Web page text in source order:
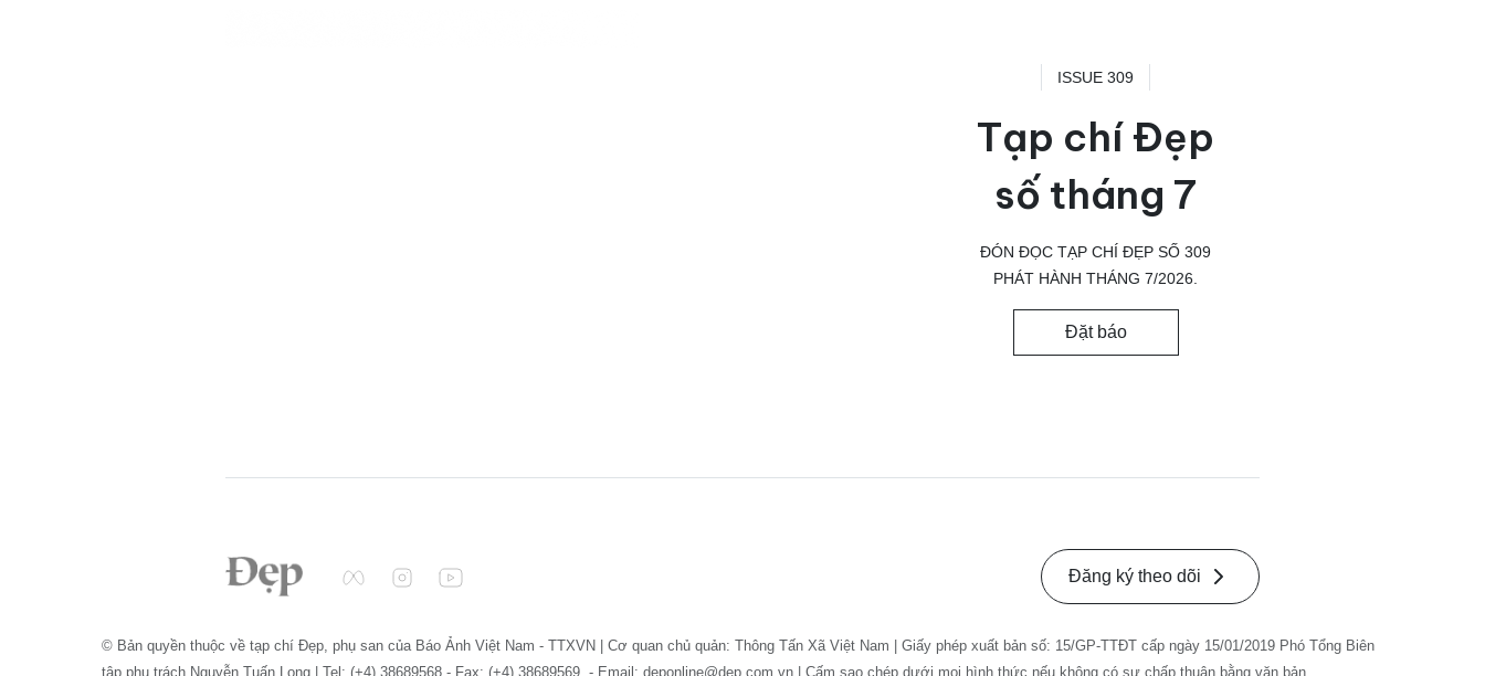
ISSUE 309
Tạp chí Đẹp
số tháng 7
ĐÓN ĐỌC TẠP CHÍ ĐẸP SỐ 309
PHÁT HÀNH THÁNG 7/2026.
Đặt báo
Đăng ký theo dõi
© Bản quyền thuộc về tạp chí Đẹp, phụ san của Báo Ảnh Việt Nam - TTXVN | Cơ quan chủ quản: Thông Tấn Xã Việt Nam | Giấy phép xuất bản số: 15/GP-TTĐT cấp ngày 15/01/2019 Phó Tổng Biên
tập phụ trách Nguyễn Tuấn Long | Tel: (+4) 38689568 - Fax: (+4) 38689569. - Email: deponline@dep.com.vn | Cấm sao chép dưới mọi hình thức nếu không có sự chấp thuận bằng văn bản